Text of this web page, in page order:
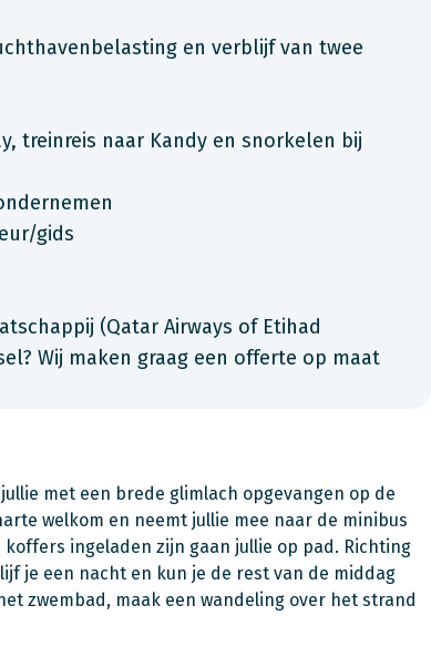
en verblijf van twee
treinreis naar Kandy en snorkelen bij
gids
(Qatar Airways of Etihad
Wij maken graag een offerte op maat
met een brede glimlach opgevangen op de
welkom en neemt jullie mee naar de minibus
ingeladen zijn gaan jullie op pad. Richting
je een nacht en kun je de rest van de middag
zwembad, maak een wandeling over het strand